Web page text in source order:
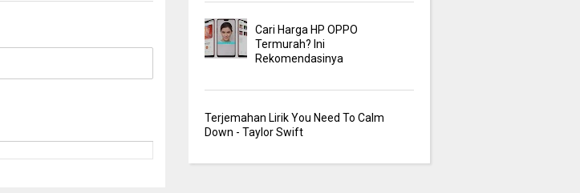
Cari Harga HP OPPO
Termurah? Ini
Rekomendasinya
Terjemahan Lirik You Need To Calm
Down - Taylor Swift